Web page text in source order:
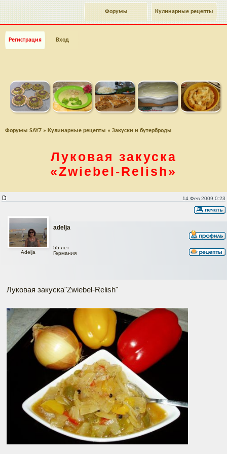
Кулинарные рецепты
Форумы
Регистрация Вход
Форумы SAY7 » Кулинарные рецепты » Закуски и бутерброды
Луковая закуска
«Zwiebel-Relish»
14 Фев 2009 0:23
adelja
Adelja
55 лет
Германия
Луковая закуска"Zwiebel-Relish"